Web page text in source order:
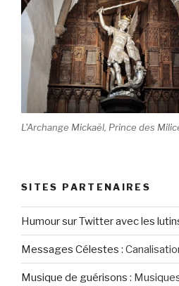
L'Archange Mickaël, Prince des
SITES PARTENAIRES
Humour sur Twitter avec les
Messages Célestes :
Musique de guérisons :